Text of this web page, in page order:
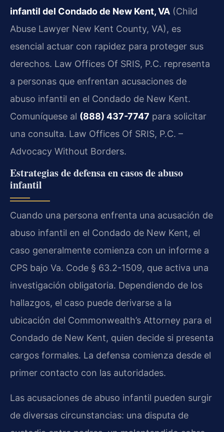
infantil del Condado de New Kent, VA (Child
Abuse Lawyer New Kent County, VA), es
esencial actuar con rapidez para proteger sus
derechos. Law Offices Of SRIS, P.C. representa
a personas que enfrentan acusaciones de
abuso infantil en el Condado de New Kent.
Comuníquese al (888) 437-7747 para solicitar
una consulta. Law Offices Of SRIS, P.C. –
Advocacy Without Borders.
Estrategias de defensa en casos de abuso
infantil
Cuando una persona enfrenta una acusación de
abuso infantil en el Condado de New Kent, el
caso generalmente comienza con un informe a
CPS bajo Va. Code § 63.2-1509, que activa una
investigación obligatoria. Dependiendo de los
hallazgos, el caso puede derivarse a la
ubicación del Commonwealth’s Attorney para el
Condado de New Kent, quien decide si presenta
cargos formales. La defensa comienza desde el
primer contacto con las autoridades.
Las acusaciones de abuso infantil pueden surgir
de diversas circunstancias: una disputa de